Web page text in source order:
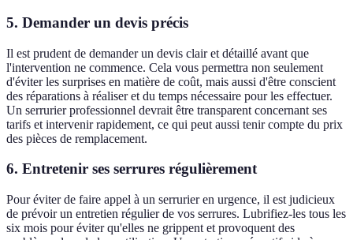
5. Demander un devis précis
Il est prudent de demander un devis clair et détaillé avant que
l'intervention ne commence. Cela vous permettra non seulement
d'éviter les surprises en matière de coût, mais aussi d'être conscient
des réparations à réaliser et du temps nécessaire pour les effectuer.
Un serrurier professionnel devrait être transparent concernant ses
tarifs et intervenir rapidement, ce qui peut aussi tenir compte du prix
des pièces de remplacement.
6. Entretenir ses serrures régulièrement
Pour éviter de faire appel à un serrurier en urgence, il est judicieux
de prévoir un entretien régulier de vos serrures. Lubrifiez-les tous les
six mois pour éviter qu'elles ne grippent et provoquent des